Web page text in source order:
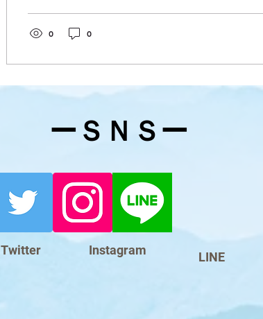
0 0
​ーＳＮＳー
Twitter Instagram LINE